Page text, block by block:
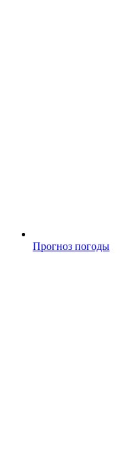
Прогноз погоды